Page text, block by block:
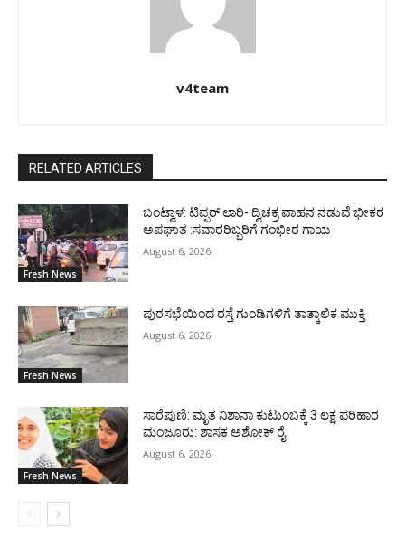
v4team
RELATED ARTICLES
Fresh News
ಬಂಟ್ವಾಳ: ಟಿಪ್ಪರ್ ಲಾರಿ- ದ್ವಿಚಕ್ರ ವಾಹನ ನಡುವೆ ಭೀಕರ
ಅಪಘಾತ :ಸವಾರರಿಬ್ಬರಿಗೆ ಗಂಭೀರ ಗಾಯ
August 6, 2026
Fresh News
ಪುರಸಭೆಯಿಂದ ರಸ್ತೆ ಗುಂಡಿಗಳಿಗೆ ತಾತ್ಕಾಲಿಕ ಮುಕ್ತಿ
August 6, 2026
Fresh News
ಸಾರೆಪುಣಿ: ಮೃತ ನಿಶಾನಾ ಕುಟುಂಬಕ್ಕೆ 3 ಲಕ್ಷ ಪರಿಹಾರ
ಮಂಜೂರು: ಶಾಸಕ ಅಶೋಕ್ ರೈ
August 6, 2026